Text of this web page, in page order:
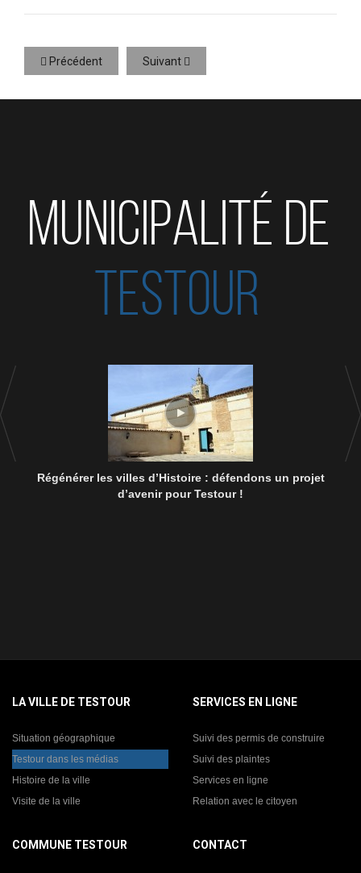
Précédent Suivant
MUNICIPALITÉ DE
TESTOUR
Régénérer les villes d’Histoire : défendons un projet
d’avenir pour Testour !
LA VILLE DE TESTOUR
Situation géographique
Testour dans les médias
Histoire de la ville
Visite de la ville
SERVICES EN LIGNE
Suivi des permis de construire
Suivi des plaintes
Services en ligne
Relation avec le citoyen
COMMUNE TESTOUR CONTACT